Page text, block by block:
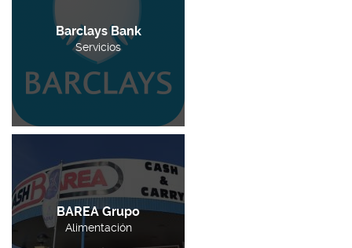
Barclays Bank
Servicios
BAREA Grupo
Alimentación